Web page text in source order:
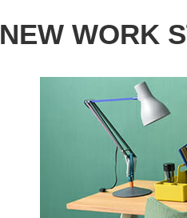
NEW WORK